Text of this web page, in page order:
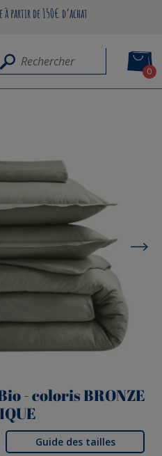
partir de 150€ d’achat
0
- coloris BRONZE
Guide des tailles